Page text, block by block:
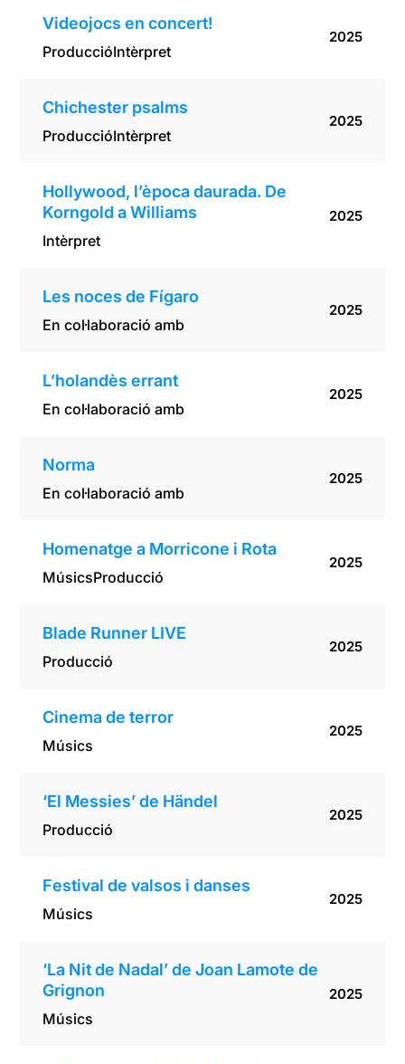
Videojocs en concert!
ProduccióIntèrpret
2025
Chichester psalms
ProduccióIntèrpret
2025
Hollywood, l’època daurada. De
Korngold a Williams
Intèrpret
2025
Les noces de Fígaro
En col·laboració amb
2025
L’holandès errant
En col·laboració amb
2025
Norma
En col·laboració amb
2025
Homenatge a Morricone i Rota
MúsicsProducció
2025
Blade Runner LIVE
Producció
2025
Cinema de terror
Músics
2025
‘El Messies’ de Händel
Producció
2025
Festival de valsos i danses
Músics
2025
‘La Nit de Nadal’ de Joan Lamote de
Grignon
Músics
2025